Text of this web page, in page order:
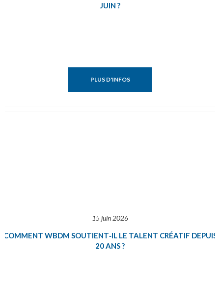
JUIN ?
PLUS D'INFOS
15 juin 2026
COMMENT WBDM SOUTIENT‑IL LE TALENT CRÉATIF DEPUIS
20 ANS ?